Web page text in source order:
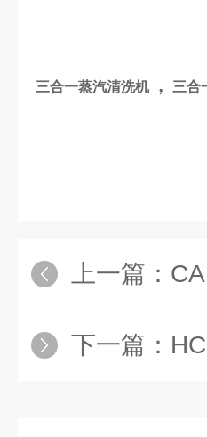
三合一蒸汽清洗机， 三合
上一篇：
下一篇：